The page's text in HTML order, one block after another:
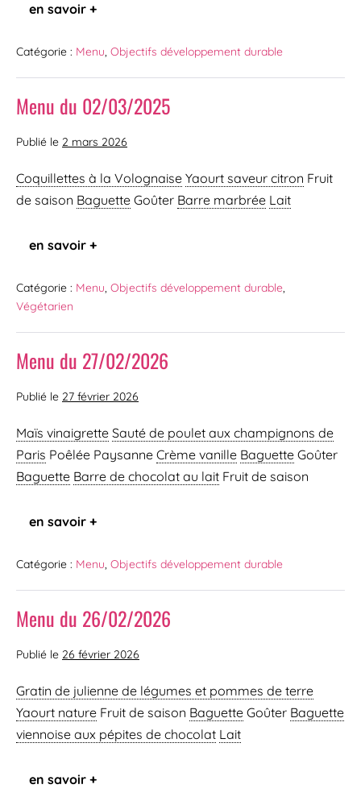
en savoir +
Catégorie : Menu, Objectifs développement durable
Menu du 02/03/2025
Publié le 2 mars 2026
Coquillettes à la Volognaise Yaourt saveur citron Fruit
de saison Baguette Goûter Barre marbrée Lait
en savoir +
Catégorie : Menu, Objectifs développement durable,
Végétarien
Menu du 27/02/2026
Publié le 27 février 2026
Maïs vinaigrette Sauté de poulet aux champignons de
Paris Poêlée Paysanne Crème vanille Baguette Goûter
Baguette Barre de chocolat au lait Fruit de saison
en savoir +
Catégorie : Menu, Objectifs développement durable
Menu du 26/02/2026
Publié le 26 février 2026
Gratin de julienne de légumes et pommes de terre
Yaourt nature Fruit de saison Baguette Goûter Baguette
viennoise aux pépites de chocolat Lait
en savoir +